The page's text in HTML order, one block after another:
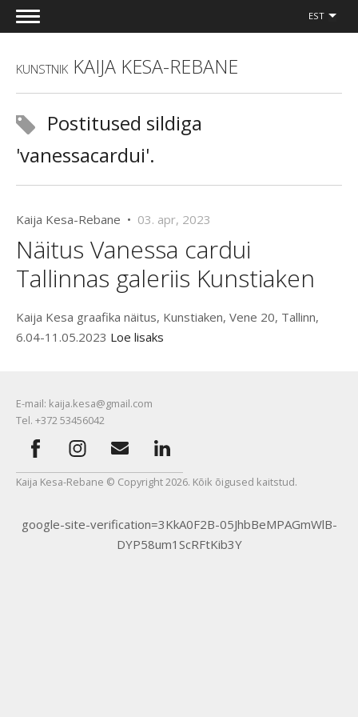
EST
KUNSTNIK KAIJA KESA-REBANE
Postitused sildiga
'vanessacardui'.
Kaija Kesa-Rebane • 03. apr, 2023
Näitus Vanessa cardui
Tallinnas galeriis Kunstiaken
Kaija Kesa graafika näitus, Kunstiaken, Vene 20, Tallinn,
6.04-11.05.2023 Loe lisaks
E-mail: kaija.kesa@gmail.com
Tel. +372 53456042
Kaija Kesa-Rebane © Copyright 2026. Kõik õigused kaitstud.
google-site-verification=3KkA0F2B-05JhbBeMPAGmWlB-
DYP58um1ScRFtKib3Y